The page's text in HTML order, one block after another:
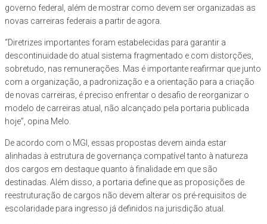
governo federal, além de mostrar como devem ser organizadas as
novas carreiras federais a partir de agora.
“Diretrizes importantes foram estabelecidas para garantir a
descontinuidade do atual sistema fragmentado e com distorções,
sobretudo, nas remunerações. Mas é importante reafirmar que junto
com a organização, a padronização e a orientação para a criação
de novas carreiras, é preciso enfrentar o desafio de reorganizar o
modelo de carreiras atual, não alcançado pela portaria publicada
hoje”, opina Melo.
De acordo com o MGI, essas propostas devem ainda estar
alinhadas à estrutura de governança compatível tanto à natureza
dos cargos em destaque quanto à finalidade em que são
destinadas. Além disso, a portaria define que as proposições de
reestruturação de cargos não devem alterar os pré-requisitos de
escolaridade para ingresso já definidos na jurisdição atual.